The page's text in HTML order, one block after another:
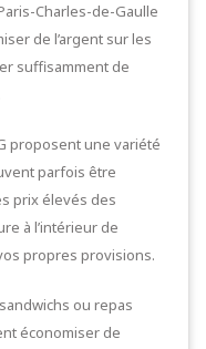
Charles-de-Gaulle
de l’argent sur les
suffisamment de
proposent une variété
parfois être
prix élevés des
à l’intérieur de
propres provisions.
ou repas
économiser de